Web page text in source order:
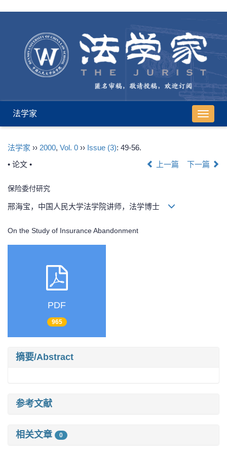
导
航
法学家
法学家 ›› 2000, Vol. 0 ›› Issue (3): 49-56.
• 论文 •
上一篇 下一篇
保险委付研究
邢海宝，中国人民大学法学院讲师，法学博士
On the Study of Insurance Abandonment
PDF
965
摘要/Abstract
参考文献
相关文章 0